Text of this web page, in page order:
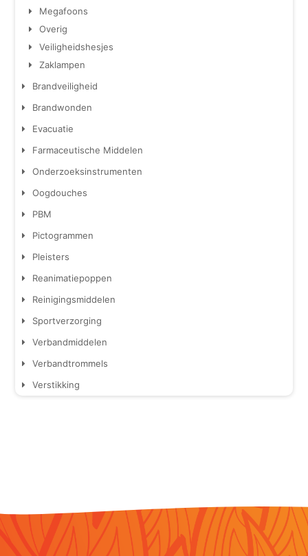
Megafoons
Overig
Veiligheidshesjes
Zaklampen
Brandveiligheid
Brandwonden
Evacuatie
Farmaceutische Middelen
Onderzoeksinstrumenten
Oogdouches
PBM
Pictogrammen
Pleisters
Reanimatiepoppen
Reinigingsmiddelen
Sportverzorging
Verbandmiddelen
Verbandtrommels
Verstikking